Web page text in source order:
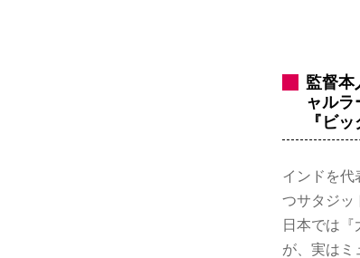
監督本
ャル
『ビ
インドを代
つサタジッ
日本では
が、実はミ